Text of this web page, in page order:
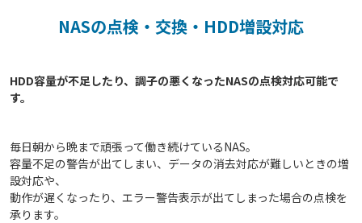
NASの点検・交換・HDD増設対応
HDD容量が不足したり、調子の悪くなったNASの点検対応可能で
毎日朝から晩まで頑張って働き続けているNAS。
容量不足の警告が出てしまい、データの消去対応が難しいときの増
設対応や、
動作が遅くなったり、エラー警告表示が出てしまった場合の点検を
承ります。